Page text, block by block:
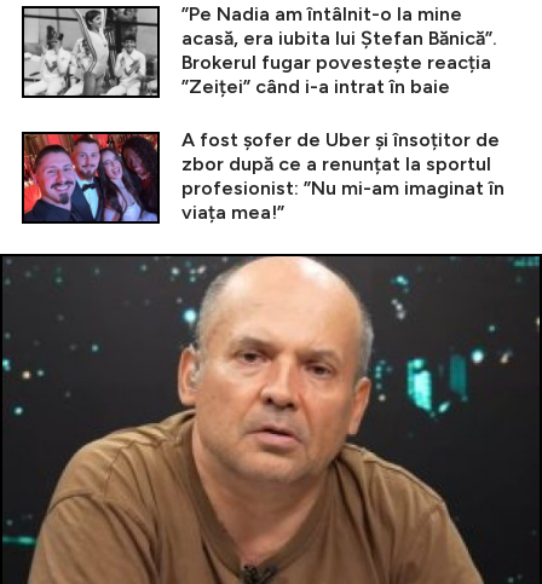
”Pe Nadia am întâlnit-o la mine
acasă, era iubita lui Ștefan Bănică”.
Brokerul fugar povestește reacția
”Zeiței” când i-a intrat în baie
A fost șofer de Uber și însoțitor de
zbor după ce a renunțat la sportul
profesionist: ”Nu mi-am imaginat în
viața mea!”